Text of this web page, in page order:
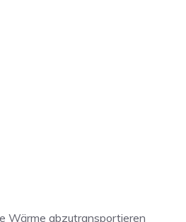
Wärme abzutransportieren